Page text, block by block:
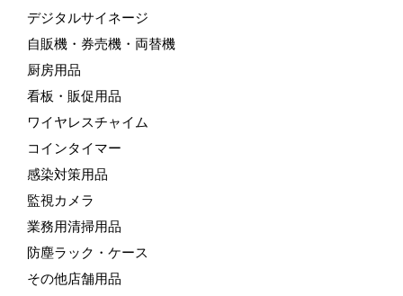
デジタルサイネージ
自販機・券売機・両替機
厨房用品
看板・販促用品
ワイヤレスチャイム
コインタイマー
感染対策用品
監視カメラ
業務用清掃用品
防塵ラック・ケース
その他店舗用品